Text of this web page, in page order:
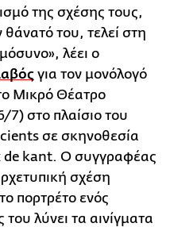
της σχέσης τους,
του, τελεί στη
λέει ο
για τον μονόλογό
Μικρό Θέατρο
7) στο πλαίσιο του
σε σκηνοθεσία
de kant. Ο συγγραφέας
σχέση
πορτρέτο ενός
λύνει τα αινίγματα